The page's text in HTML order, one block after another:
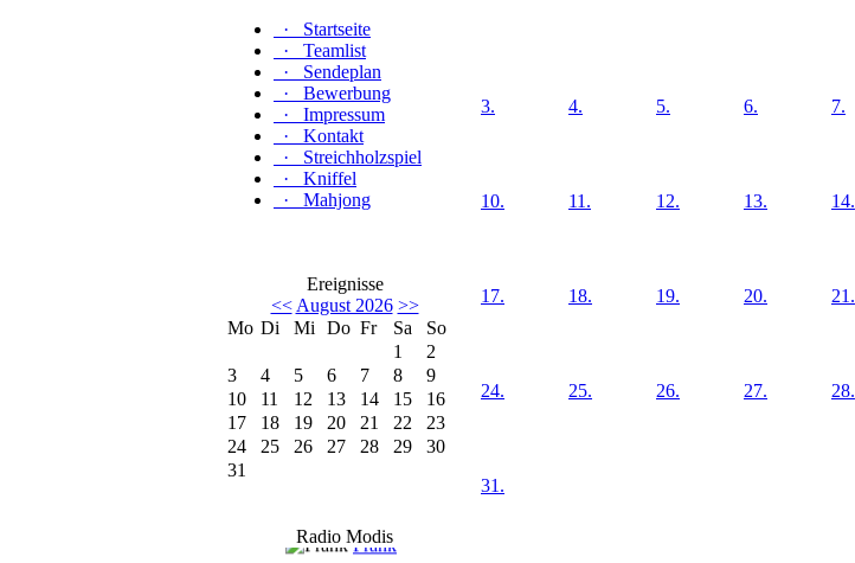
·
Startseite
·
Teamlist
·
Sendeplan
·
Bewerbung
·
Impressum
·
Kontakt
·
Streichholzspiel
·
Kniffel
·
Mahjong
Ereignisse
<< August 2026 >>
Mo Di Mi Do Fr Sa
So
1
2
3
4 5 6 7 8
9
10
11 12 13 14 15
16
17
18 19 20 21 22
23
24
25 26 27 28 29
30
31
Radio Modis
Frank
3. 4. 5. 6. 7.
10. 11. 12. 13. 14.
17. 18. 19. 20. 21.
24. 25. 26. 27. 28.
31.